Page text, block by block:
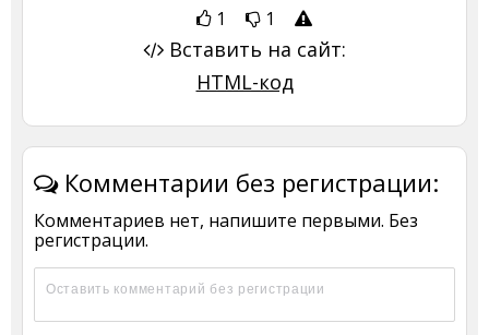
1 1
Вставить на сайт:
HTML-код
Комментарии без регистрации:
Комментариев нет, напишите первыми. Без
регистрации.